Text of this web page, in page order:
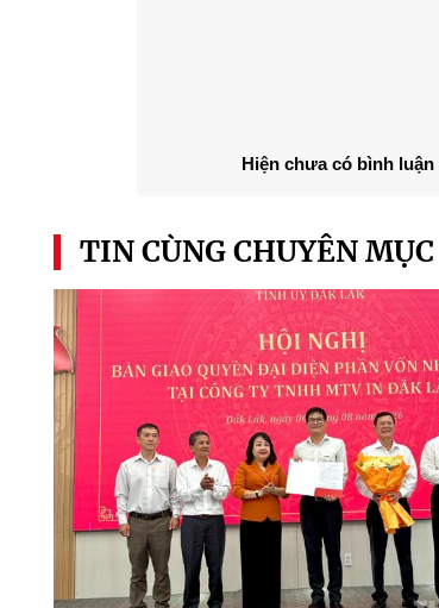
Hiện chưa có bình
TIN CÙNG CHUYÊN MỤC